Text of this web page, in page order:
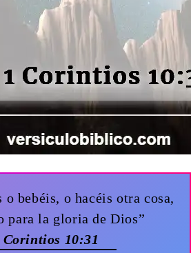
o bebéis, o hacéis otra cosa,
para la gloria de Dios”
10:31